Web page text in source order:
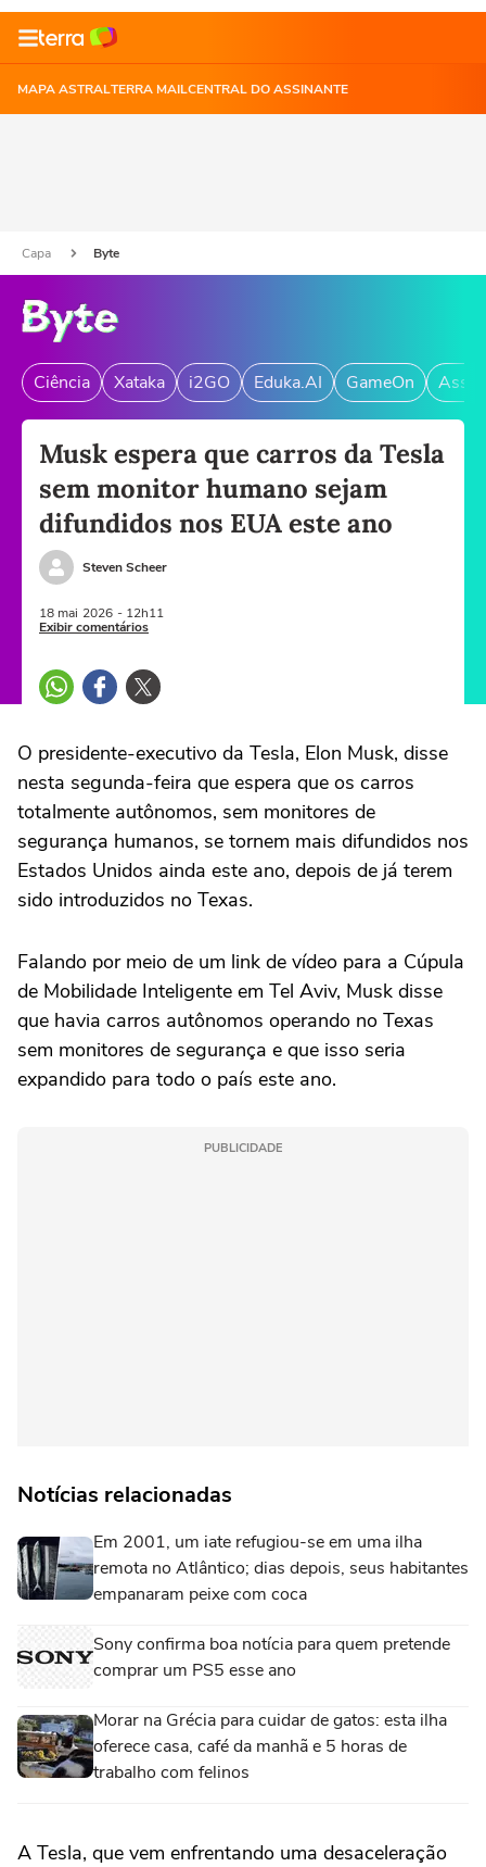
MAPA ASTRALTERRA MAILCENTRAL DO ASSINANTE
Capa Byte
Ciência Xataka i2GO Eduka.AI GameOn
Musk espera que carros da Tesla
sem monitor humano sejam
difundidos nos EUA este ano
Steven Scheer
18 mai 2026 - 12h11
Exibir comentários
O presidente-executivo da Tesla, Elon ‌Musk, disse
nesta segunda-feira que espera que os carros
totalmente autônomos, sem monitores de
segurança humanos, se tornem mais difundidos nos
Estados Unidos ainda este ano, depois de já terem
sido introduzidos no Texas.
Falando por meio de um link de vídeo para a Cúpula
de Mobilidade Inteligente em Tel Aviv, Musk disse
que havia carros autônomos ⁠operando no Texas
sem monitores de segurança e que isso seria
expandido para todo ‌o país este ano.
PUBLICIDADE
Notícias relacionadas
Em 2001, um iate refugiou-se em uma ilha
remota no Atlântico; dias depois, seus habitantes
empanaram peixe com coca
Sony confirma boa notícia para quem pretende
comprar um PS5 esse ano
Morar na Grécia para cuidar de gatos: esta ilha
oferece casa, café da manhã e 5 horas de
trabalho com felinos
A Tesla, que vem enfrentando uma desaceleração